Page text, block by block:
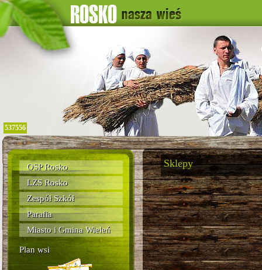
537556
OSP Rosko
LZS Rosko
Zespół Szkół
Parafia
Miasto i Gmina Wieleń
Plan wsi
Sklepy